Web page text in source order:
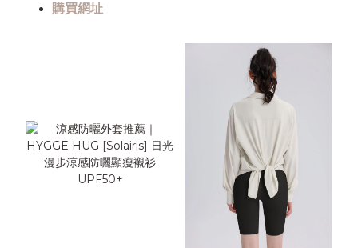
購買網址